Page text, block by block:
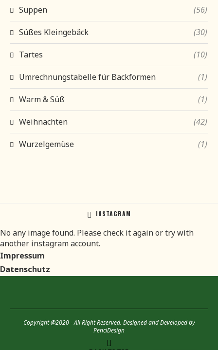
Suppen (56)
Süßes Kleingebäck (30)
Tartes (10)
Umrechnungstabelle für Backformen (1)
Warm & Süß (1)
Weihnachten (42)
Wurzelgemüse (1)
INSTAGRAM
No any image found. Please check it again or try with
another instagram account.
Impressum
Datenschutz
Copyright @2020 - All Right Reserved. Designed and Developed by
PenciDesign